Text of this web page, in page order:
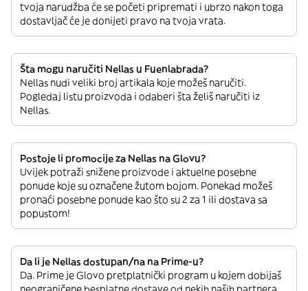
tvoja narudžba će se početi pripremati i ubrzo nakon toga
dostavljač će je donijeti pravo na tvoja vrata.
Šta mogu naručiti Nellas u Fuenlabrada?
Nellas nudi veliki broj artikala koje možeš naručiti.
Pogledaj listu proizvoda i odaberi šta želiš naručiti iz
Nellas.
Postoje li promocije za Nellas na Glovu?
Uvijek potraži snižene proizvode i aktuelne posebne
ponude koje su označene žutom bojom. Ponekad možeš
pronaći posebne ponude kao što su 2 za 1 ili dostava sa
popustom!
Da li je Nellas dostupan/na na Prime-u?
Da. Prime je Glovo pretplatnički program u kojem dobijaš